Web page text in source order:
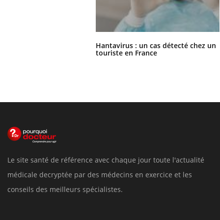
Hantavirus : un cas détecté chez un
touriste en France
Le site santé de référence avec chaque jour toute l'actualité
médicale decryptée par des médecins en exercice et les
conseils des meilleurs spécialistes.